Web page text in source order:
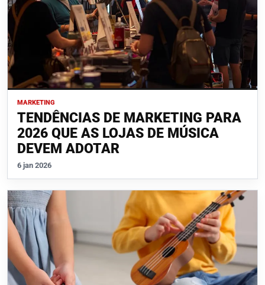
MARKETING
TENDÊNCIAS DE MARKETING PARA
2026 QUE AS LOJAS DE MÚSICA
DEVEM ADOTAR
6 jan 2026